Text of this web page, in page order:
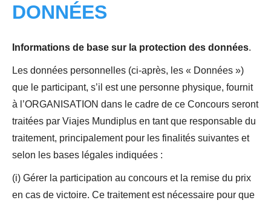
DONNÉES
Informations de base sur la protection des données.
Les données personnelles (ci-après, les « Données »)
que le participant, s’il est une personne physique, fournit
à l’ORGANISATION dans le cadre de ce Concours seront
traitées par Viajes Mundiplus en tant que responsable du
traitement, principalement pour les finalités suivantes et
selon les bases légales indiquées :
(i) Gérer la participation au concours et la remise du prix
en cas de victoire. Ce traitement est nécessaire pour que